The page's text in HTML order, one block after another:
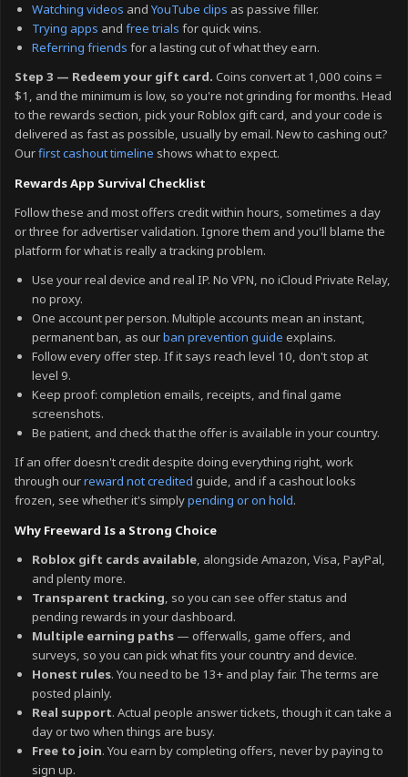
Watching videos and YouTube clips as passive filler.
Trying apps and free trials for quick wins.
Referring friends for a lasting cut of what they earn.
Step 3 — Redeem your gift card. Coins convert at 1,000 coins =
$1, and the minimum is low, so you're not grinding for months. Head
to the rewards section, pick your Roblox gift card, and your code is
delivered as fast as possible, usually by email. New to cashing out?
Ourfirst cashout timeline shows what to expect.
Rewards App Survival Checklist
Follow these and most offers credit within hours, sometimes a day
or three for advertiser validation. Ignore them and you'll blame the
platform for what is really a tracking problem.
Use your real device and real IP. No VPN, no iCloud Private Relay,
no proxy.
One account per person. Multiple accounts mean an instant,
permanent ban, as ourban prevention guide explains.
Follow every offer step. If it says reach level 10, don't stop at
level 9.
Keep proof: completion emails, receipts, and final game
screenshots.
Be patient, and check that the offer is available in your country.
If an offer doesn't credit despite doing everything right, work
through ourreward not credited guide, and if a cashout looks
frozen, see whether it's simplypending or on hold.
Why Freeward Is a Strong Choice
Roblox gift cards available, alongside Amazon, Visa, PayPal,
and plenty more.
Transparent tracking, so you can see offer status and
pending rewards in your dashboard.
Multiple earning paths— offerwalls, game offers, and
surveys, so you can pick what fits your country and device.
Honest rules. You need to be 13+ and play fair. The terms are
posted plainly.
Real support. Actual people answer tickets, though it can take a
day or two when things are busy.
Free to join. You earn by completing offers, never by paying to
sign up.